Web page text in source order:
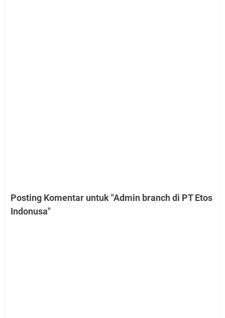
Posting Komentar untuk "Admin branch di PT Etos
Indonusa"